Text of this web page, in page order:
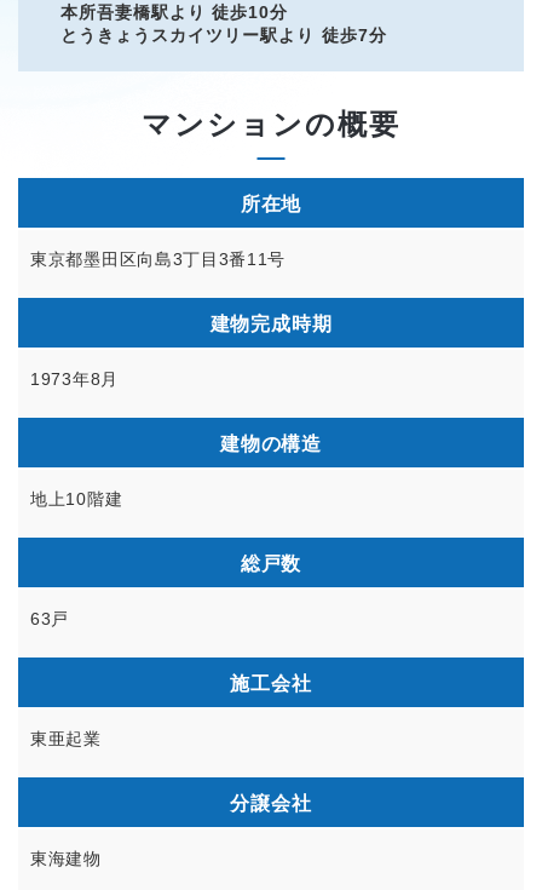
本所吾妻橋駅より 徒歩10分
とうきょうスカイツリー駅より 徒歩7分
マンションの概要
所在地
東京都墨田区向島3丁目3番11号
建物完成時期
1973年8月
建物の構造
地上10階建
総戸数
63戸
施工会社
東亜起業
分譲会社
東海建物